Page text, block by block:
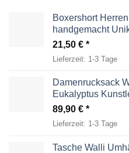
Boxershort
handgemacht
21,50 €
Lieferzeit: 1-3 Tage
Damenrucksack
Eukalyptus
89,90 €
Lieferzeit: 1-3 Tage
Tasche Walli